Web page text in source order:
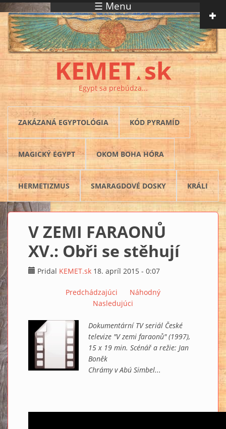
Skočiť na hlavný obsah ☰ Menu
KEMET▲ sk
Egypt sa prebúdza...
ZAKÁZANÁ EGYPTOLÓGIA KÓD PYRAMÍD
MAGICKÝ EGYPT OKOM BOHA HÓRA
HERMETIZMUS SMARAGDOVÉ DOSKY KRÁLI
V ZEMI FARAONŮ
XV.: Obři se stěhují
Pridal KEMET.sk 18. apríl 2015 - 0:07
Predchádzajúci
Náhodný
Nasledujúci
Dokumentární TV seriál České
televize "V zemi faraonů" (1997),
15 x 19 min. Scénář a režie: Jan
Boněk
Chrámy v Abú Simbel...